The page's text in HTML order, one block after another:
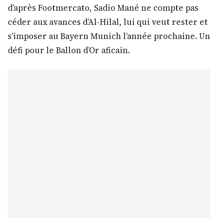
d’après Footmercato, Sadio Mané ne compte pas
céder aux avances d’Al-Hilal, lui qui veut rester et
s’imposer au Bayern Munich l’année prochaine. Un
défi pour le Ballon d’Or aficain.